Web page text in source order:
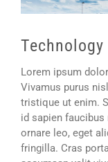
Lorem ipsum
Vivamus purus
tristique ut enim.
id sapien
ornare leo, eget
fringilla. Cras